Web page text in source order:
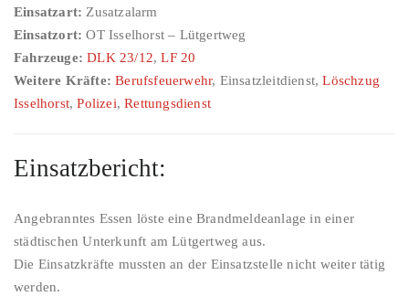
Einsatzart: Zusatzalarm
Einsatzort: OT Isselhorst – Lütgertweg
Fahrzeuge: DLK 23/12,LF 20
Weitere Kräfte: Berufsfeuerwehr, Einsatzleitdienst,Löschzug
Isselhorst,Polizei,Rettungsdienst
Einsatzbericht:
Angebranntes Essen löste eine Brandmeldeanlage in einer
städtischen Unterkunft am Lütgertweg aus.
Die Einsatzkräfte mussten an der Einsatzstelle nicht weiter tätig
werden.